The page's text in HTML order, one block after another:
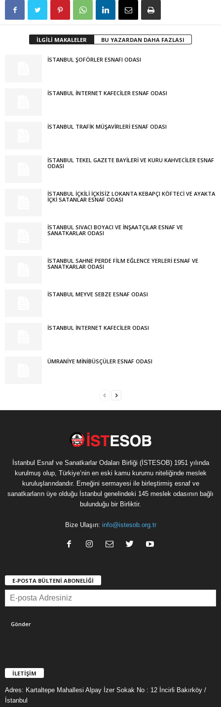
İLGİLİ MAKALELER BU YAZARDAN DAHA FAZLASI
İSTANBUL ŞOFÖRLER ESNAFI ODASI
İSTANBUL İNTERNET KAFECİLER ESNAF ODASI
İSTANBUL TRAFİK MÜŞAVİRLERİ ESNAF ODASI
İSTANBUL TEKEL GAZETE BAYİLERİ VE KURU KAHVECİLER ESNAF
ODASI
İSTANBUL İÇKİLİ İÇKİSİZ LOKANTA KEBAPÇI KÖFTECİ VE AYAKTA
İÇKİ SATANLAR ESNAF ODASI
İSTANBUL SIVACI BOYACI VE İNŞAATÇILAR ESNAF VE
SANATKARLAR ODASI
İSTANBUL SAHNE PERDE FİLM EĞLENCE YERLERİ ESNAF VE
SANATKARLAR ODASI
İSTANBUL MEYVE SEBZE ESNAF ODASI
İSTANBUL İNTERNET KAFECİLER ODASI
ÜMRANİYE MİNİBÜSÇÜLER ESNAF ODASI
İstanbul Esnaf ve Sanatkarlar Odaları Birliği (İSTESOB) 1951 yılında
kurulmuş olup, Türkiye’nin en eski kamu kurumu niteliğinde meslek
kuruluşlarındandır. Emeğini sermayesi ile birleştirmiş esnaf ve
sanatkarların üye olduğu İstanbul genelindeki 145 meslek odasının bağlı
bulunduğu bir Birliktir.
Bize Ulaşın: info@istesob.org.tr
E-POSTA BÜLTENİ ABONELİĞİ
İLETİŞİM
Adres: Kartaltepe Mahallesi Alpay İzer Sokak No : 12 İncirli Bakırköy /
İstanbul